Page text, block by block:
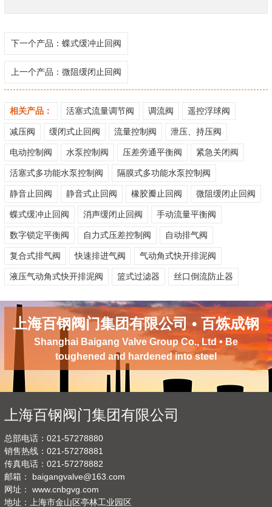
下一个产品： 蝶式缓冲止回阀
上一个产品： 微阻缓闭止回阀
相关产品： 活塞式流量调节阀 调流阀 遥控浮球阀
减压阀 缓闭式止回阀 流量控制阀 泄压、持压阀
电动控制阀 水泵控制阀 压差旁通平衡阀 紧急关闭阀
活塞式多功能水泵控制阀 隔膜式多功能水泵控制阀
静音止回阀 静音式止回阀 橡胶瓣止回阀 微阻缓闭止回阀
蝶式缓冲止回阀 消声缓闭止回阀 手动流量平衡阀
数字锁定平衡阀 自力式压差控制阀 自动排气阀
复合式排气阀 快速排进气阀 气动角式快开排泥阀
液压气动角式快开排泥阀 篮式过滤器 丝口倒流防止器
上海百钢阀门集团有限公司 • 百炼成钢
Shanghai Baigang Valve Group Co., Ltd • Be
toughened and hardened into steel
上海百钢阀门集团有限公司
总部电话：021-57278880
销售热线：021-57278881
传真电话：021-57278882
邮箱： baigangvalve@163.com
网址： www.cnbgvg.com
地址：上海市金山区亭林工业园区